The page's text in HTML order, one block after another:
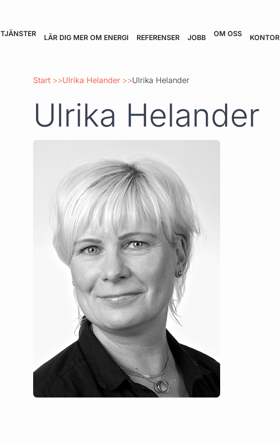
TJÄNSTER LÄR DIG MER OM ENERGI REFERENSER JOBB OM OSS KONTOR
Start Ulrika Helander Ulrika Helander
Ulrika Helander